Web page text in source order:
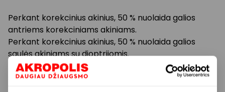
Perkant korekcinius akinius, 50 % nuolaida galios
antriems korekciniams akiniams.
Perkant korekcinius akinius, 50 % nuolaida galios
saulės akiniams su dioptrijomis.
Perkant korekcinius akinius, 50 % nuolaida galios
saulės akiniams be dioptrijų.